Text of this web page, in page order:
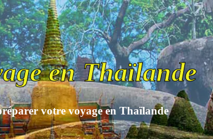
en Thaïlande
votre voyage en Thaïlande